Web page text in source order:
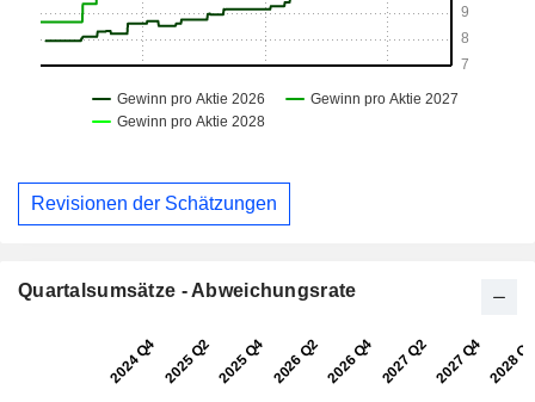
Revisionen der Schätzungen
Quartalsumsätze - Abweichungsrate